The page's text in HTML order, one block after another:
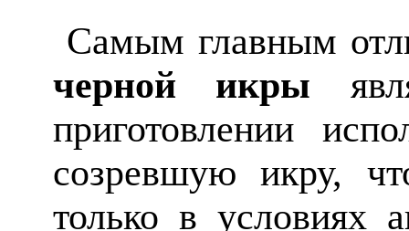
Самым главным
черной икры
приготовлении
созревшую икру,
только в условиях